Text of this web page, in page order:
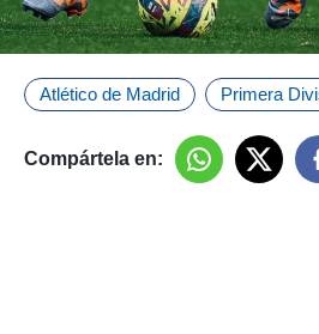
Atlético de Madrid Primera
Compártela en: